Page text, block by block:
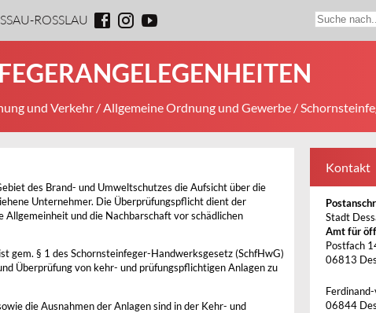
ROSSLAU
und Verkehr /Allgemeine Ordnung und Gewerbe /
des Brand- und Umweltschutzes die Aufsicht über die
Unternehmer. Die Überprüfungspflicht dient der
Allgemeinheit und die Nachbarschaft vor schädlichen
ist gem. § 1 des Schornsteinfeger-Handwerksgesetz (SchfHwG)
Überprüfung von kehr- und prüfungspflichtigen Anlagen zu
die Ausnahmen der Anlagen sind in der Kehr- und
Kontakt
Stadt
Amt für
Postfach
06813
06844